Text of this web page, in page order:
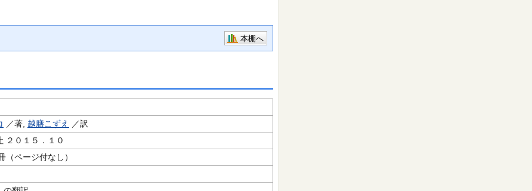
本棚へ
／著, 越膳こずえ
／訳
２０１５．１０
（ページ付なし）